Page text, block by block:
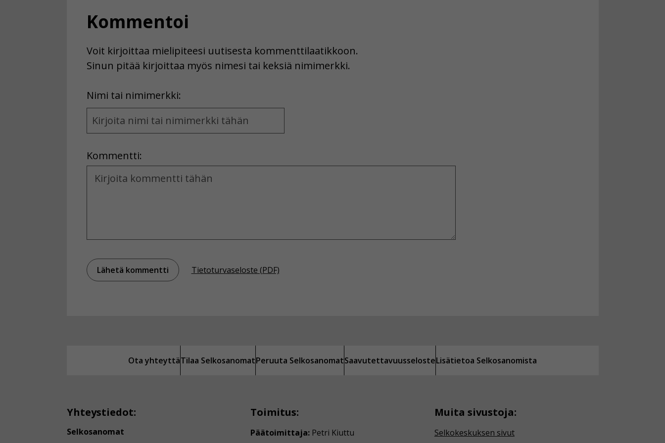
Kommentoi
Voit kirjoittaa mielipiteesi uutisesta kommenttilaatikkoon.
Sinun pitää kirjoittaa myös nimesi tai keksiä nimimerkki.
Nimi tai nimimerkki:
Name
and
Kommentti:
Kommentti
Tietoturvaseloste (PDF)
Ota yhteyttäTilaa SelkosanomatPeruuta SelkosanomatSaavutettavuusselosteLisätietoa Selkosanomista
Yhteystiedot:
Selkosanomat
Toimitus:
Päätoimittaja: Petri Kiuttu
Muita sivustoja:
Selkokeskuksen sivut